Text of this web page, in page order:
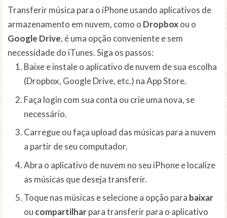
Transferir música para o iPhone usando aplicativos de
armazenamento em nuvem, como o Dropboxou o
Google Drive, é uma opção conveniente e sem
necessidade do iTunes. Siga os passos:
Baixe e instale o aplicativo de nuvem de sua escolha
(Dropbox, Google Drive, etc.) na App Store.
Faça login com sua conta ou crie uma nova, se
necessário.
Carregue ou faça upload das músicas para a nuvem
a partir de seu computador.
Abra o aplicativo de nuvem no seu iPhone e localize
as músicas que deseja transferir.
Toque nas músicas e selecione a opção para baixar
ou compartilharpara transferir para o aplicativo